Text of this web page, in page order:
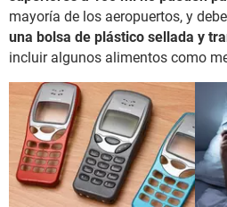
mayoría de los aeropuertos, y
una bolsa de plástico sellada y
incluir algunos alimentos como